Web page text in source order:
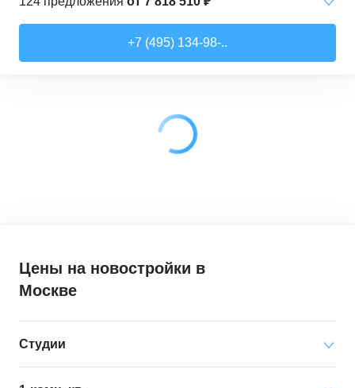
+7 (495) 134-98-..
Цены на новостройки в
Москве
Студии